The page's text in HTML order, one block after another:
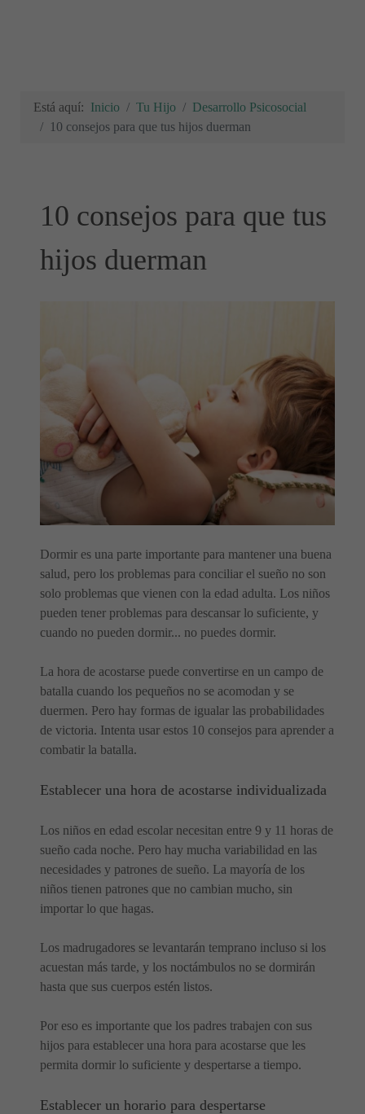
Está aquí: Inicio Tu Hijo
Desarrollo Psicosocial
10 consejos para que tus hijos duerman
10 consejos para que tus
hijos duerman
Dormir es una parte importante para mantener una buena
salud, pero los problemas para conciliar el sueño no son
solo problemas que vienen con la edad adulta. Los niños
pueden tener problemas para descansar lo suficiente, y
cuando no pueden dormir... no puedes dormir.
La hora de acostarse puede convertirse en un campo de
batalla cuando los pequeños no se acomodan y se
duermen. Pero hay formas de igualar las probabilidades
de victoria. Intenta usar estos 10 consejos para aprender a
combatir la batalla.
Establecer una hora de acostarse individualizada
Los niños en edad escolar necesitan entre 9 y 11 horas de
sueño cada noche. Pero hay mucha variabilidad en las
necesidades y patrones de sueño. La mayoría de los
niños tienen patrones que no cambian mucho, sin
importar lo que hagas.
Los madrugadores se levantarán temprano incluso si los
acuestan más tarde, y los noctámbulos no se dormirán
hasta que sus cuerpos estén listos.
Por eso es importante que los padres trabajen con sus
hijos para establecer una hora para acostarse que les
permita dormir lo suficiente y despertarse a tiempo.
Establecer un horario para despertarse